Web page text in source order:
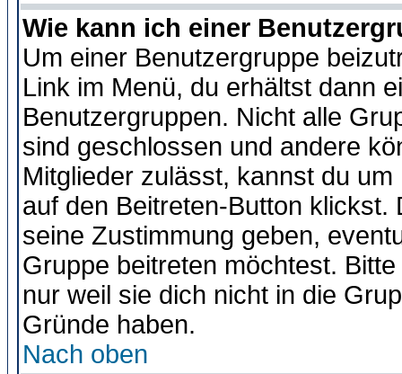
Wie kann ich einer
Um einer Benutzergruppe
Link im Menü, du erhältst dann
Benutzergruppen. Nicht alle
sind geschlossen und andere
Mitglieder zulässt, kannst du
auf den Beitreten-Button
seine Zustimmung geben,
Gruppe beitreten möchtest.
nur weil sie dich nicht in die
Gründe haben.
Nach oben